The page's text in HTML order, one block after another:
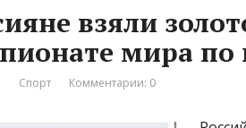
взяли
мира по
Спорт Комментарии: 0